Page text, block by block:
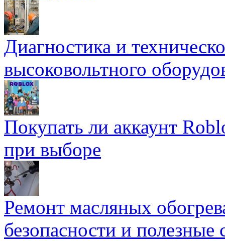
Диагностика и
высоковольтного
Покупать ли аккаунт
при выборе
Ремонт масляных
безопасности и полезные